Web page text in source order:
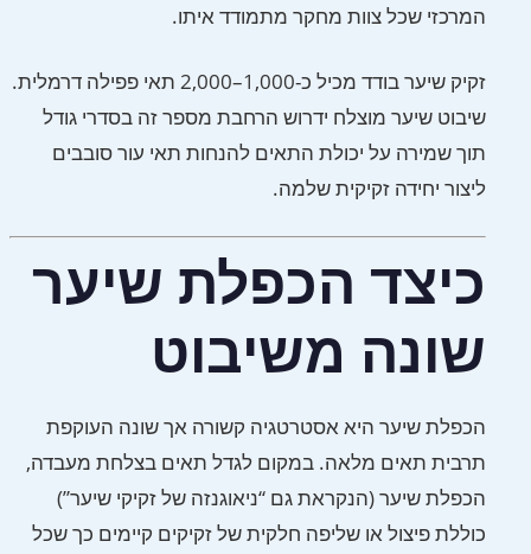
המרכזי שכל צוות מחקר מתמודד איתו.
זקיק שיער בודד מכיל כ-1,000–2,000 תאי פפילה דרמלית.
שיבוט שיער מוצלח ידרוש הרחבת מספר זה בסדרי גודל
תוך שמירה על יכולת התאים להנחות תאי עור סובבים
ליצור יחידה זקיקית שלמה.
כיצד הכפלת שיער
שונה משיבוט
הכפלת שיער היא אסטרטגיה קשורה אך שונה העוקפת
תרבית תאים מלאה. במקום לגדל תאים בצלחת מעבדה,
הכפלת שיער (הנקראת גם “ניאוגנזה של זקיקי שיער”)
כוללת פיצול או שליפה חלקית של זקיקים קיימים כך שכל